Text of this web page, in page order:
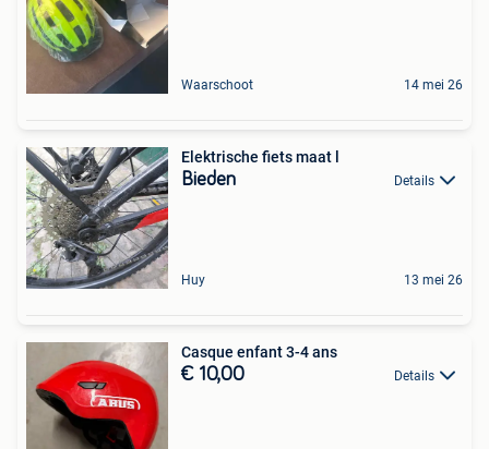
Waarschoot 14 mei 26
Elektrische fiets maat l
Bieden Details
Huy 13 mei 26
Casque enfant 3-4 ans
€ 10,00 Details